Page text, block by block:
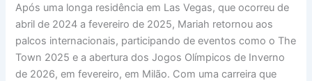
Após uma longa residência em Las Vegas, que ocorreu de
abril de 2024 a fevereiro de 2025, Mariah retornou aos
palcos internacionais, participando de eventos como o The
Town 2025 e a abertura dos Jogos Olímpicos de Inverno
de 2026, em fevereiro, em Milão. Com uma carreira que